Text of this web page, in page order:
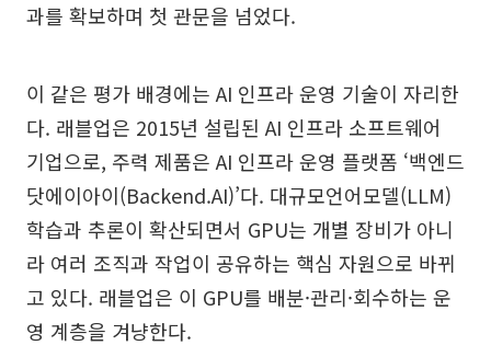
과를 확보하며 첫 관문을 넘었다.
이 같은 평가 배경에는 AI 인프라 운영 기술이 자리한
다. 래블업은 2015년 설립된 AI 인프라 소프트웨어
기업으로, 주력 제품은 AI 인프라 운영 플랫폼 ‘백엔드
닷에이아이(Backend.AI)’다. 대규모언어모델(LLM)
학습과 추론이 확산되면서 GPU는 개별 장비가 아니
라 여러 조직과 작업이 공유하는 핵심 자원으로 바뀌
고 있다. 래블업은 이 GPU를 배분·관리·회수하는 운
영 계층을 겨냥한다.